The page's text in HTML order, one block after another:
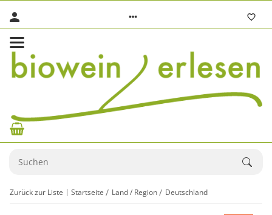
Zurück zur Liste Startseite Land / Region Deutschland